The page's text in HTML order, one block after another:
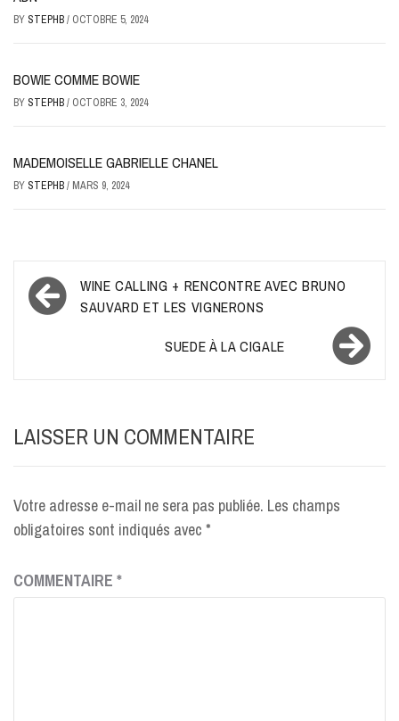
BY STEPHB/ OCTOBRE 5, 2024
BOWIE COMME BOWIE
BY STEPHB/ OCTOBRE 3, 2024
MADEMOISELLE GABRIELLE CHANEL
BY STEPHB/ MARS 9, 2024
Navigation
de
WINE CALLING + RENCONTRE AVEC BRUNO
SAUVARD ET LES VIGNERONS
SUEDE À LA CIGALE
LAISSER UN COMMENTAIRE
Votre adresse e-mail ne sera pas publiée. Les champs
obligatoires sont indiqués avec *
COMMENTAIRE *